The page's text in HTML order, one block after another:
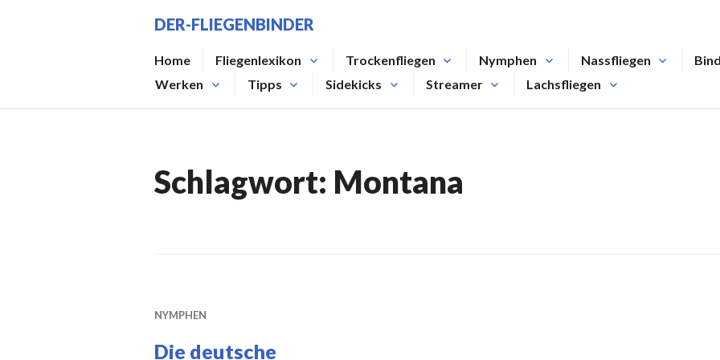
DER-FLIEGENBINDER
Home Fliegenlexikon Trockenfliegen Nymphen Nassfliegen
Werken
Tipps Sidekicks Streamer Lachsfliegen
Schlagwort: Montana
NYMPHEN
Die deutsche